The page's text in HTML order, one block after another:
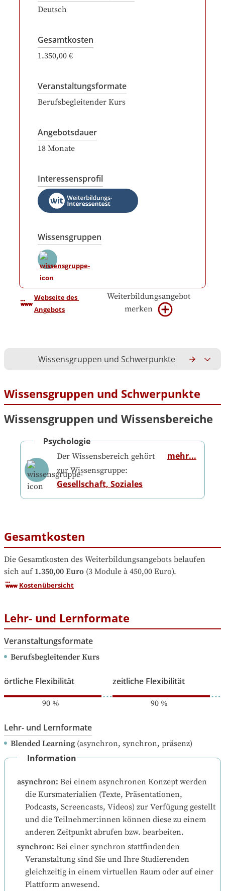
Deutsch
Gesamtkosten
1.350,00 €
Veranstaltungsformate
Berufsbegleitender Kurs
Angebotsdauer
18 Monate
Interessensprofil
Wissensgruppen
Webseite des
Angebots
Weiterbildungsangebot
merken
Wissensgruppen und Schwerpunkte
Wissensgruppen und Schwerpunkte
Wissensgruppen und Wissensbereiche
Psychologie
Der Wissensbereich gehört
zur Wissensgruppe:
Gesellschaft, Soziales
mehr...
Gesamtkosten
Die Gesamtkosten des Weiterbildungsangebots belaufen
sich auf 1.350,00 Euro (3 Module à 450,00 Euro).
Kostenübersicht
Lehr- und Lernformate
Veranstaltungsformate
Berufsbegleitender Kurs
örtliche Flexibilität
90%
zeitliche Flexibilität
90%
Lehr- und Lernformate
Blended Learning(asynchron, synchron, präsenz)
Information
asynchron: Bei einem asynchronen Konzept werden
die Kursmaterialien (Texte, Präsentationen,
Podcasts, Screencasts, Videos) zur Verfügung gestellt
und die Teilnehmer:innen können diese zu einem
anderen Zeitpunkt abrufen bzw. bearbeiten.
synchron: Bei einer synchron stattfindenden
Veranstaltung sind Sie und Ihre Studierenden
gleichzeitig in einem virtuellen Raum oder auf einer
Plattform anwesend.